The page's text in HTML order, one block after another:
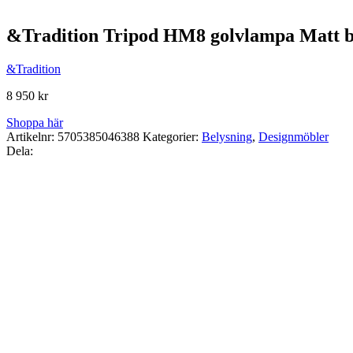
&Tradition Tripod HM8 golvlampa Matt
&Tradition
8 950 kr
Shoppa här
Artikelnr: 5705385046388 Kategorier: Belysning, Designmöbler
Dela: